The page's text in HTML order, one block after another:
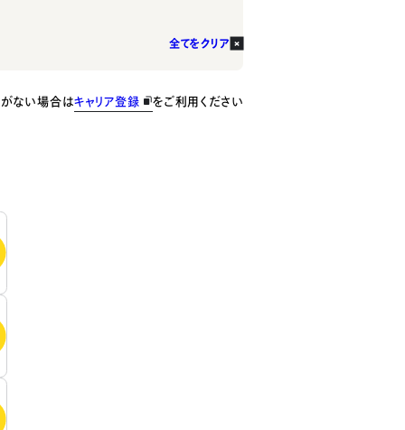
全てをクリア
ない場合はキャリア登録 をご利用ください